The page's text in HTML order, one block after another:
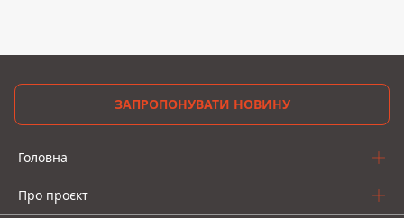
ЗАПРОПОНУВАТИ НОВИНУ
Головна
Про проєкт